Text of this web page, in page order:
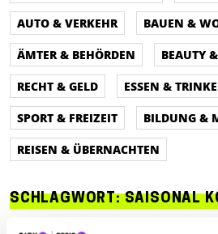
AUTO & VERKEHR
BAUEN &
ÄMTER & BEHÖRDEN
BEAUTY
RECHT & GELD
ESSEN &
SPORT & FREIZEIT
BILDUNG &
REISEN & ÜBERNACHTEN
SCHLAGWORT:SAISONAL